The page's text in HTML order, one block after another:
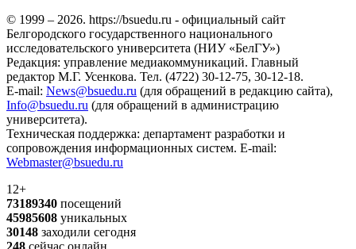
© 1999 – 2026. https://bsuedu.ru - официальный сайт
Белгородского государственного национального
исследовательского университета (НИУ «БелГУ»)
Редакция: управление медиакоммуникаций. Главный
редактор М.Г. Усенкова. Тел. (4722) 30-12-75, 30-12-18.
E-mail: News@bsuedu.ru (для обращений в редакцию сайта),
Info@bsuedu.ru (для обращений в администрацию
университета).
Техническая поддержка: департамент разработки и
сопровождения информационных систем. E-mail:
Webmaster@bsuedu.ru
12+
73189340 посещений
45985608 уникальных
30148 заходили сегодня
248 сейчас онлайн